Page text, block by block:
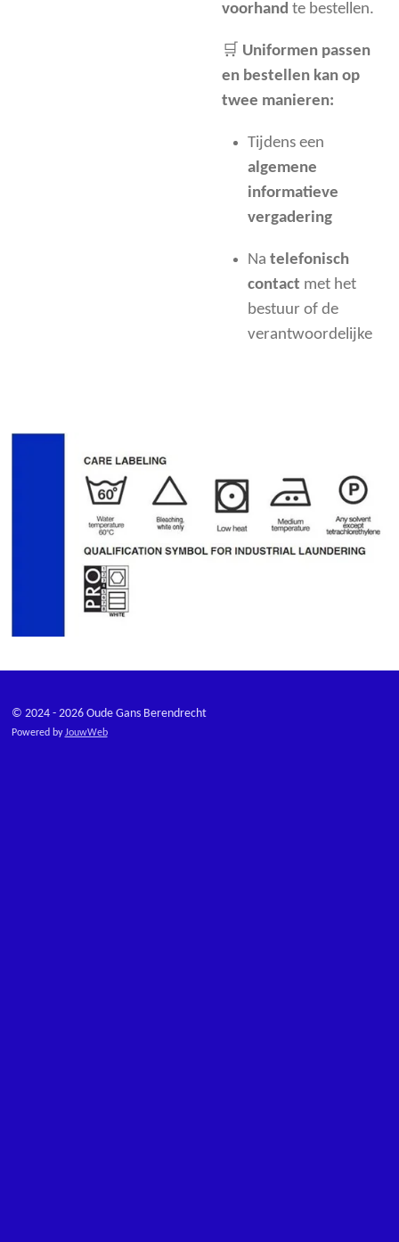
voorhand te bestellen.
🛒 Uniformen passen
en bestellen kan op
twee manieren:
Tijdens een
algemene
informatieve
vergadering
Na telefonisch
contact met het
bestuur of de
verantwoordelijke
© 2024 - 2026 Oude Gans Berendrecht
Powered byJouwWeb